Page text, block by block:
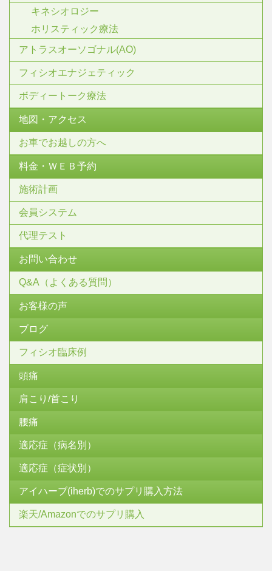
キネシオロジー
ホリスティック療法
アトラスオーソゴナル(AO)
フィシオエナジェティック
ボディートーク療法
地図・アクセス
お車でお越しの方へ
料金・ＷＥＢ予約
施術計画
会員システム
代理テスト
お問い合わせ
Q&A（よくある質問）
お客様の声
ブログ
フィシオ臨床例
頭痛
肩こり/首こり
腰痛
適応症（病名別）
適応症（症状別）
アイハーブ(iherb)でのサプリ購入方法
楽天/Amazonでのサプリ購入